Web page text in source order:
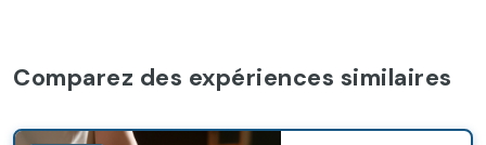
Comparez des expériences similaires